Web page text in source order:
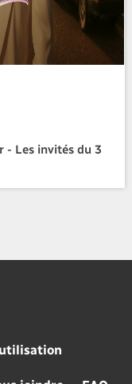
- Les invités du 3